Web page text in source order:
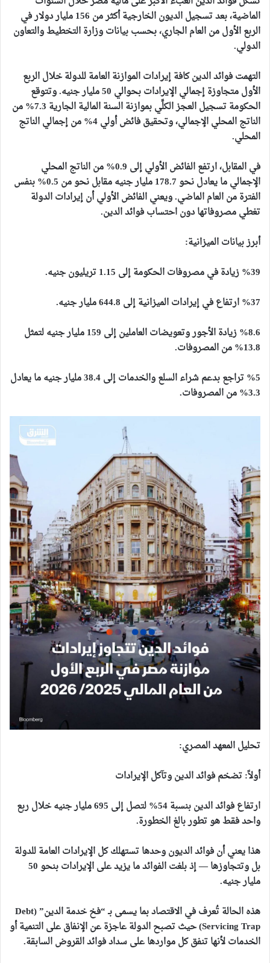
الماضية، بعد تسجيل الديون الخارجية أكثر من 156 مليار دولار في
الربع الأول من العام الجاري، بحسب بيانات وزارة التخطيط والتعاون
الدولي.
التهمت فوائد الدين كافة إيرادات الموازنة العامة للدولة خلال الربع
الأول متجاوزة إجمالي الإيرادات بحوالي 50 مليار جنيه
. وتتوقع
الحكومة تسجيل العجز الكلِّي بموازنة السنة المالية الجارية 7.3% من
الناتج المحلي الإجمالي، وتحقيق فائض أولي 4% من إجمالي الناتج
المحلي.
في المقابل، ارتفع الفائض الأولي إلى 0.9% من الناتج المحلي
الإجمالي ما يعادل نحو 178.7 مليار جنيه مقابل نحو من 0.5% بنفس
الفترة من العام الماضي. ويعني الفائض الأولي أن إيرادات الدولة
تغطي مصروفاتها دون احتساب فوائد الدين.
أبرز بيانات الميزانية:
%39 زيادة في مصروفات الحكومة إلى 1.15 تريليون جنيه.
%37 ارتفاع في إيرادات الميزانية إلى 644.8 مليار جنيه.
%8.6 زيادة الأجور وتعويضات العاملين إلى 159 مليار جنيه لتمثل
13.8% من المصروفات.
%5 تراجع بدعم شراء السلع والخدمات إلى 38.4 مليار جنيه ما يعادل
3.3% من المصروفات.
تحليل المعهد المصري:
أولاً: تضخم فوائد الدين وتآكل الإيرادات
ارتفاع فوائد الدين بنسبة 54% لتصل إلى 695 مليار جنيه خلال ربع
واحد فقط هو تطور بالغ الخطورة.
هذا يعني أن فوائد الديون وحدها تستهلك كل الإيرادات العامة للدولة
بل وتتجاوزها — إذ بلغت الفوائد ما يزيد على الإيرادات بنحو 50
مليار جنيه.
هذه الحالة تُعرف في الاقتصاد بما يسمى بـ “فخ خدمة الدين” (Debt
Servicing Trap) حيث تصبح الدولة عاجزة عن الإنفاق على التنمية أو
الخدمات لأنها تنفق كل مواردها على سداد فوائد القروض السابقة.